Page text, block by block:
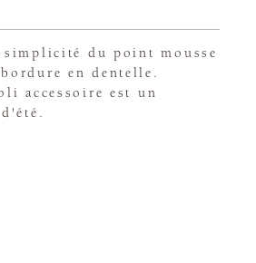
simplicité du point mousse
en dentelle.
accessoire est un